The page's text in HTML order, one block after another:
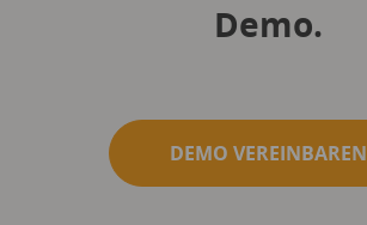
Demo.
DEMO VEREINBAREN